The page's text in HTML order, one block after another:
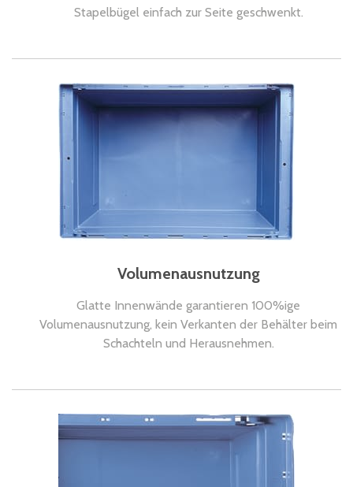
Stapelbügel einfach zur Seite geschwenkt.
Volumenausnutzung
Glatte Innenwände garantieren 100%ige
Volumenausnutzung, kein Verkanten der Behälter beim
Schachteln und Herausnehmen.